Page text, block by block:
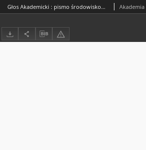
Głos Akademicki : pismo środowiskowe Akademii Świętokrzyskiej im. Jana Kochanowskiego w Kielcach. 2004, R. XI, nr 3 (42) : październik 2004